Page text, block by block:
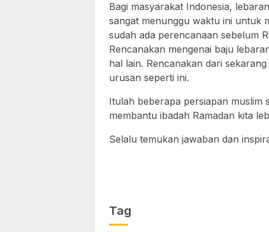
Bagi masyarakat Indonesia,
sangat menunggu waktu ini untuk
sudah ada perencanaan sebelum
Rencanakan mengenai baju
hal lain. Rencanakan dari
urusan seperti ini.
Itulah beberapa persiapan muslim
membantu ibadah Ramadan kita
Selalu temukan jawaban dan
Tag